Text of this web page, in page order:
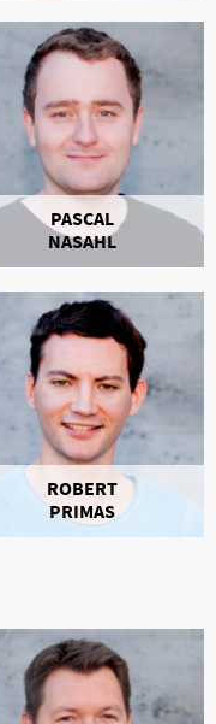
PASCAL
NASAHL
ROBERT
PRIMAS